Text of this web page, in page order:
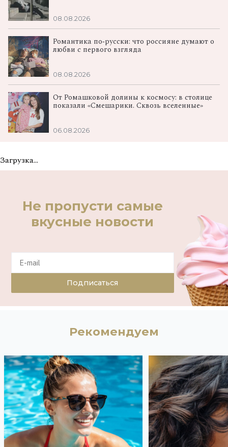
08.08.2026
Романтика по‑русски: что россияне думают о
любви с первого взгляда
08.08.2026
От Ромашковой долины к космосу: в столице
показали «Смешарики. Сквозь вселенные»
06.08.2026
Загрузка...
Не пропусти самые
вкусные новости
Подписаться
Рекомендуем